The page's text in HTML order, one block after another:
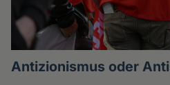
Antizionismus oder